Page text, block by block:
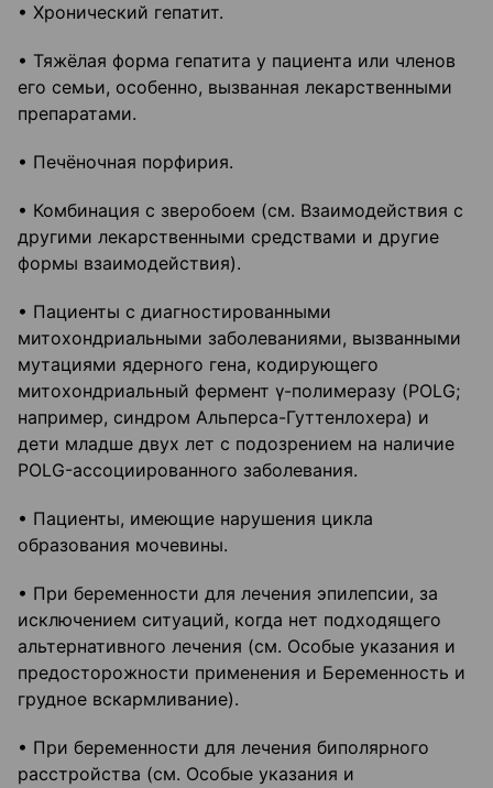
• Хронический гепатит.
• Тяжёлая форма гепатита у пациента или членов
его семьи, особенно, вызванная лекарственными
препаратами.
• Печёночная порфирия.
• Комбинация с зверобоем (см. Взаимодействия с
другими лекарственными средствами и другие
формы взаимодействия).
• Пациенты с диагностированными
митохондриальными заболеваниями, вызванными
мутациями ядерного гена, кодирующего
митохондриальный фермент γ-полимеразу (POLG;
например, синдром Альперса-Гуттенлохера) и
дети младше двух лет с подозрением на наличие
POLG-ассоциированного заболевания.
• Пациенты, имеющие нарушения цикла
образования мочевины.
• При беременности для лечения эпилепсии, за
исключением ситуаций, когда нет подходящего
альтернативного лечения (см. Особые указания и
предосторожности применения и Беременность и
грудное вскармливание).
• При беременности для лечения биполярного
расстройства (см. Особые указания и